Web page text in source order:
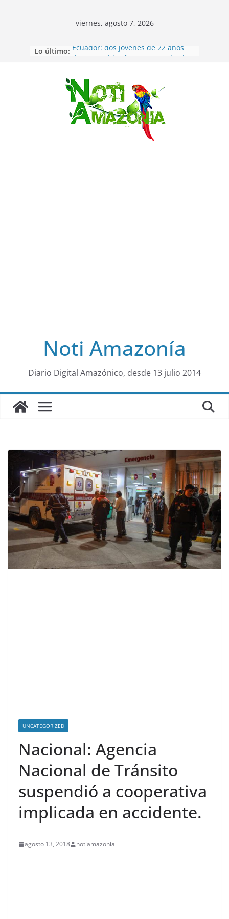
Saltar
al
viernes, agosto 7, 2026
Lo último: Ecuador: dos jóvenes de 22 años
Sentencian a 34 años de prisión a
implicados en caso de Alison,
oriunda de Tena
Vozinha, el arquero sensación de
cabo Verde, ya llegó para
incorporarse a Colo Colo de Chile
Pastaza: la parroquia Diez de
Noti Amazonía
Diario Digital Amazónico, desde 13 julio 2014
UNCATEGORIZED
Nacional: Agencia
Nacional de Tránsito
suspendió a cooperativa
implicada en accidente.
agosto 13, 2018 notiamazonia